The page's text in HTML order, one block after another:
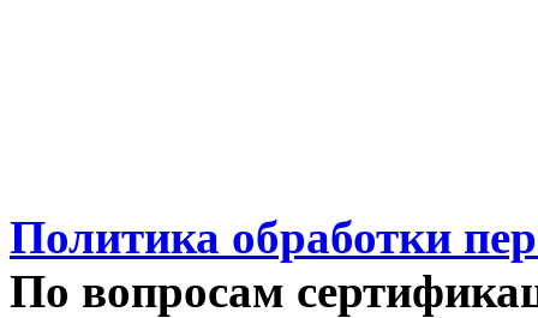
Политика обработки
По вопросам